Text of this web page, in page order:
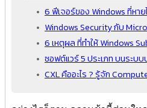
6 ฟีเจอร์ของ Windows ที่หา
Windows Security กับ
6 เหตุผล ที่ทำให้ Windows
ซอฟต์แวร์ 5 ประเภท บนระบ
CXL คืออะไร ? รู้จัก